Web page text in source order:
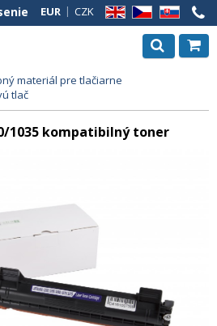
EN CZ SK
EUR CZK
materiál pre tlačiarne
tlač
1035 kompatibilný toner